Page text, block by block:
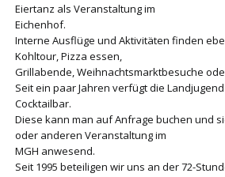
Eiertanz als Veranstaltung im
Eichenhof.
Interne Ausflüge und Aktivitäten finden
Kohltour, Pizza essen,
Grillabende, Weihnachtsmarktbesuche
Seit ein paar Jahren verfügt die
Cocktailbar.
Diese kann man auf Anfrage buchen und
oder anderen Veranstaltung im
MGH anwesend.
Seit 1995 beteiligen wir uns an der 72-